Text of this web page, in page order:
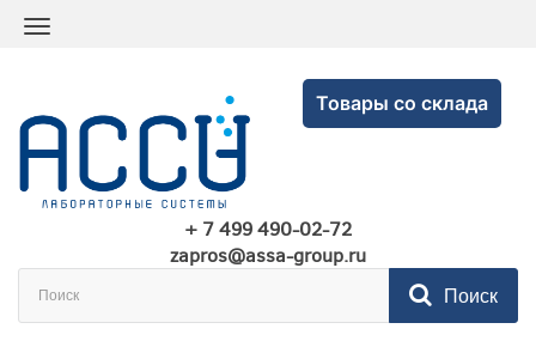
Товары со склада
+ 7 499 490-02-72
zapros@assa-group.ru
Поиск